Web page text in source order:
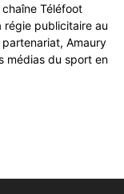
Téléfoot
régie publicitaire au
Amaury
médias du sport en